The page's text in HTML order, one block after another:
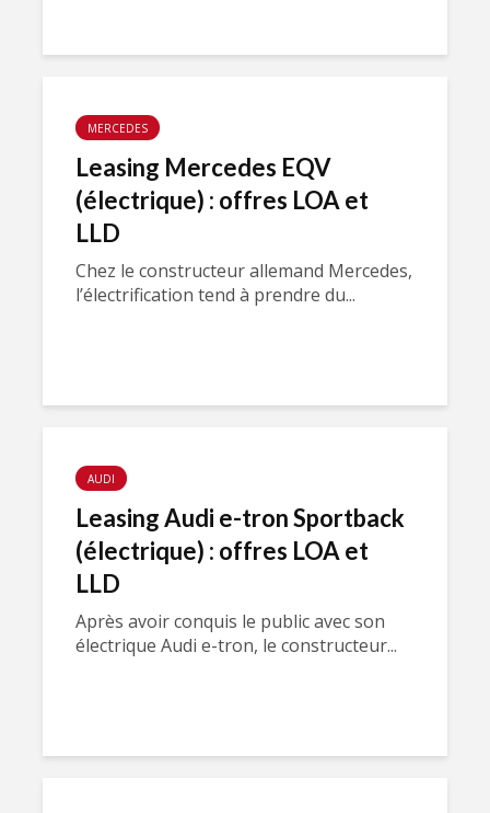
MERCEDES
Leasing Mercedes EQV
(électrique) : offres LOA et
LLD
Chez le constructeur allemand Mercedes,
l’électrification tend à prendre du...
AUDI
Leasing Audi e-tron Sportback
(électrique) : offres LOA et
LLD
Après avoir conquis le public avec son
électrique Audi e-tron, le constructeur...